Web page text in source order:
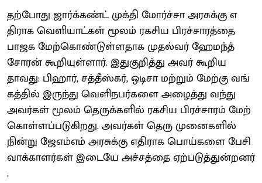
தற்​போது ஜார்​க்கண்​ட்​ ​முக்​தி மோர்ச்​சா அரசுக்​கு எ​
திராக வெளி​யாட்​கள்​ மூலம்​ ரகசிய பிரச்​சா​ரத்​தை
பாஜக மேற்​கொண்​டுள்​ள​தாக ​முதல்​வர்​ ஹேமந்த்​
சோரன்​ கூறி​யுள்​ளார்​. இதுகுறித்​து அவர்​ கூறிய​
தாவது: பிஹார்​, சத்​தீஸ்​கர்​, ஒடிசா மற்​றும்​ மேற்​கு வங்​
கத்​தில்​ இருந்​து வெளிநபர்​களை அழைத்​து வந்​து
அவர்​கள்​ மூலம்​ தெரு​க்​களில்​ ரகசி​ய பிரச்​சா​ரம்​ மேற்​
கொள்​ளப்​படு​கிறது. அவர்​கள்​ தெரு ​முனை​களில்​
நின்​று ஜேஎம்​எம்​ அரசுக்​கு எ​திராக பொய்​களை பேசி
வாக்​காளர்​கள்​ இடையே அச்​சத்​தை ஏற்​படு​த்​து​ன்றனர்​
.